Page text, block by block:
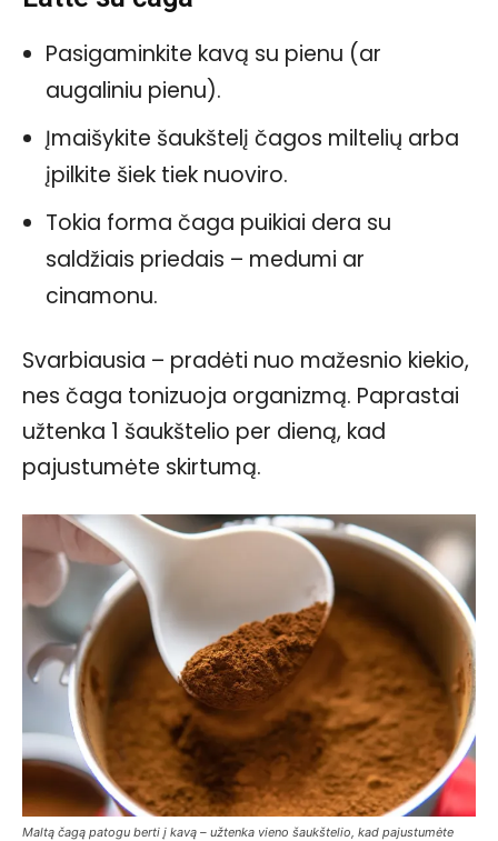
Pasigaminkite kavą su pienu (ar
augaliniu pienu).
Įmaišykite šaukštelį čagos miltelių arba
įpilkite šiek tiek nuoviro.
Tokia forma čaga puikiai dera su
saldžiais priedais – medumi ar
cinamonu.
Svarbiausia – pradėti nuo mažesnio kiekio,
nes čaga tonizuoja organizmą. Paprastai
užtenka 1 šaukštelio per dieną, kad
pajustumėte skirtumą.
Maltą čagą patogu berti į kavą – užtenka vieno šaukštelio, kad pajustumėte